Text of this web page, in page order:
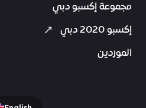
مجموعة إكسبو دبي
إكسبو 2020 دبي
الموردين